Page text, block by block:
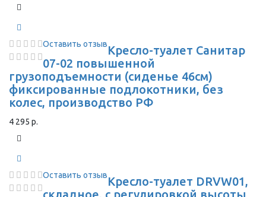
Оставить отзывКресло-туалет Санитар
07-02 повышенной
грузоподъемности (сиденье 46см)
фиксированные подлокотники, без
колес, производство РФ
4 295 р.
Оставить отзывКресло-туалет DRVW01,